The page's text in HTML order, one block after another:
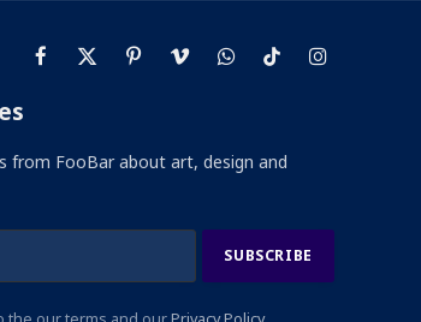
Facebook
X
PinterestVimeoWhatsAppTikTokInstagram
from FooBar about art, design and